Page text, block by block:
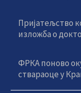
Пријатељство
изложба о
ФРКА поново
ствараоце у